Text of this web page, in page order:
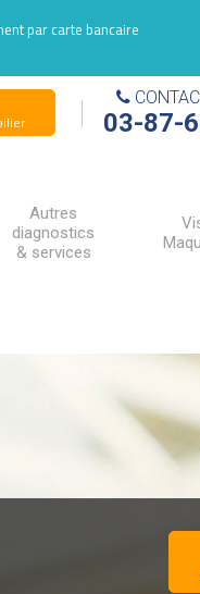
par carte bancaire
03-87-
Autres
diagnostics
& services